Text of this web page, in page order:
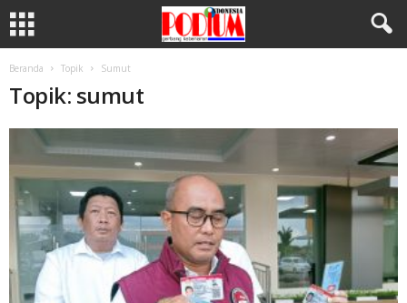
Beranda Topik Sumut
Topik: sumut